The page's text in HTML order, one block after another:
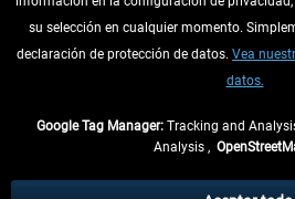
DESISTIR DEL CONTRATO
INFORMACIÓN
su selección en cualquier momento.
declaración de protección de datos. Vea
datos.
Google Tag Manager: Tracking and
Analysis ,